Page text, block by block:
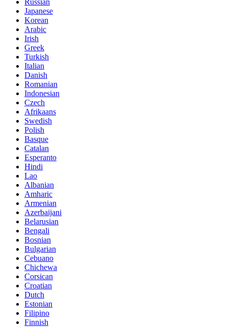
Japanese
Korean
Arabic
Irish
Greek
Turkish
Italian
Danish
Romanian
Indonesian
Czech
Afrikaans
Swedish
Polish
Basque
Catalan
Esperanto
Hindi
Lao
Albanian
Amharic
Armenian
Azerbaijani
Belarusian
Bengali
Bosnian
Bulgarian
Cebuano
Chichewa
Corsican
Croatian
Dutch
Estonian
Filipino
Finnish